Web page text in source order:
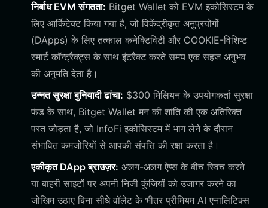
निर्बाध EVM संगतता: Bitget Wallet को EVM इकोसिस्टम के
लिए आर्किटेक्ट किया गया है, जो विकेंद्रीकृत अनुप्रयोगों
(DApps) के लिए तत्काल कनेक्टिविटी और COOKIE-विशिष्ट
स्मार्ट कॉन्ट्रैक्ट्स के साथ इंटरैक्ट करते समय एक सहज अनुभव
की अनुमति देता है।
उन्नत सुरक्षा बुनियादी ढांचा: $300 मिलियन के उपयोगकर्ता सुरक्षा
फंड के साथ, Bitget Wallet मन की शांति की एक अतिरिक्त
परत जोड़ता है, जो InfoFi इकोसिस्टम में भाग लेने के दौरान
संभावित कमजोरियों से आपकी संपत्ति की रक्षा करता है।
एकीकृत DApp ब्राउज़र: अलग-अलग ऐप्स के बीच स्विच करने
या बाहरी साइटों पर अपनी निजी कुंजियों को उजागर करने का
जोखिम उठाए बिना सीधे वॉलेट के भीतर प्रीमियम AI एनालिटिक्स